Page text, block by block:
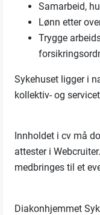
Samarbeid,
Lønn etter
Trygge
Sykehuset ligger i
kollektiv- og
Innholdet i cv må
attester i
medbringes til et
Diakonhjemmet